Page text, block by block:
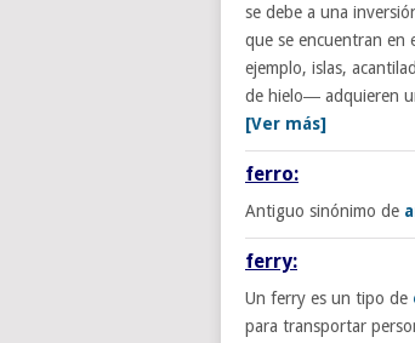
se debe a una
que se encuentran en
ejemplo, islas,
de hielo― adquieren
[Ver más]
ferro:
Antiguo sinónimo de
ferry:
Un ferry es un tipo de
para transportar